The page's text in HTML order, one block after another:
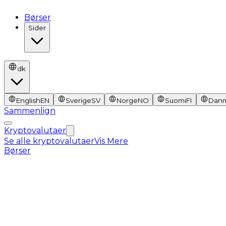
Børser
Sider
dk
EnglishEN SverigeSV NorgeNO SuomiFI
Sammenlign
Kryptovalutaer
Se alle kryptovalutaerVis Mere
Børser